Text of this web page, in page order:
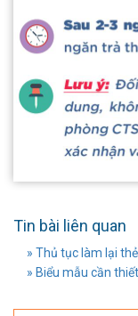
Tin bài liên quan
» Thủ tục làm lại
» Biểu mẫu cần